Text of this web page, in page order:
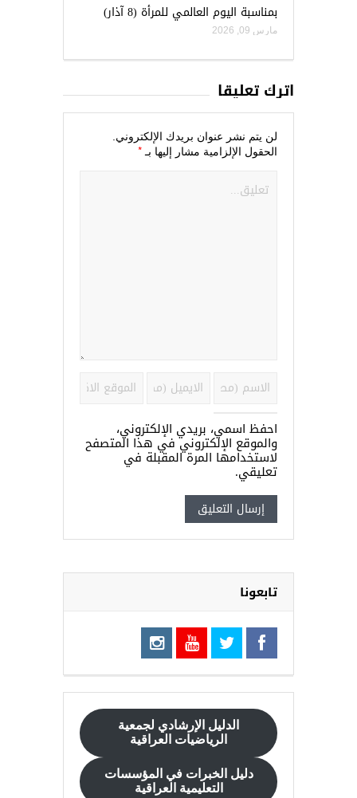
بمناسبة اليوم العالمي للمرأة (8 آذار)
مارس 09, 2026
اترك تعليقاً
لن يتم نشر عنوان بريدك الإلكتروني.
الحقول الإلزامية مشار إليها بـ *
احفظ اسمي، بريدي الإلكتروني،
والموقع الإلكتروني في هذا المتصفح
لاستخدامها المرة المقبلة في
تعليقي.
تابعونا
الدليل الإرشادي لجمعية
الرياضيات العراقية
دليل الخبرات في المؤسسات
التعليمية العراقية